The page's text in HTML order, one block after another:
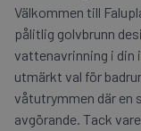
Välkommen till
pålitlig golvbrunn
vattenavrinning i din
utmärkt val för
våtutrymmen där en
avgörande. Tack